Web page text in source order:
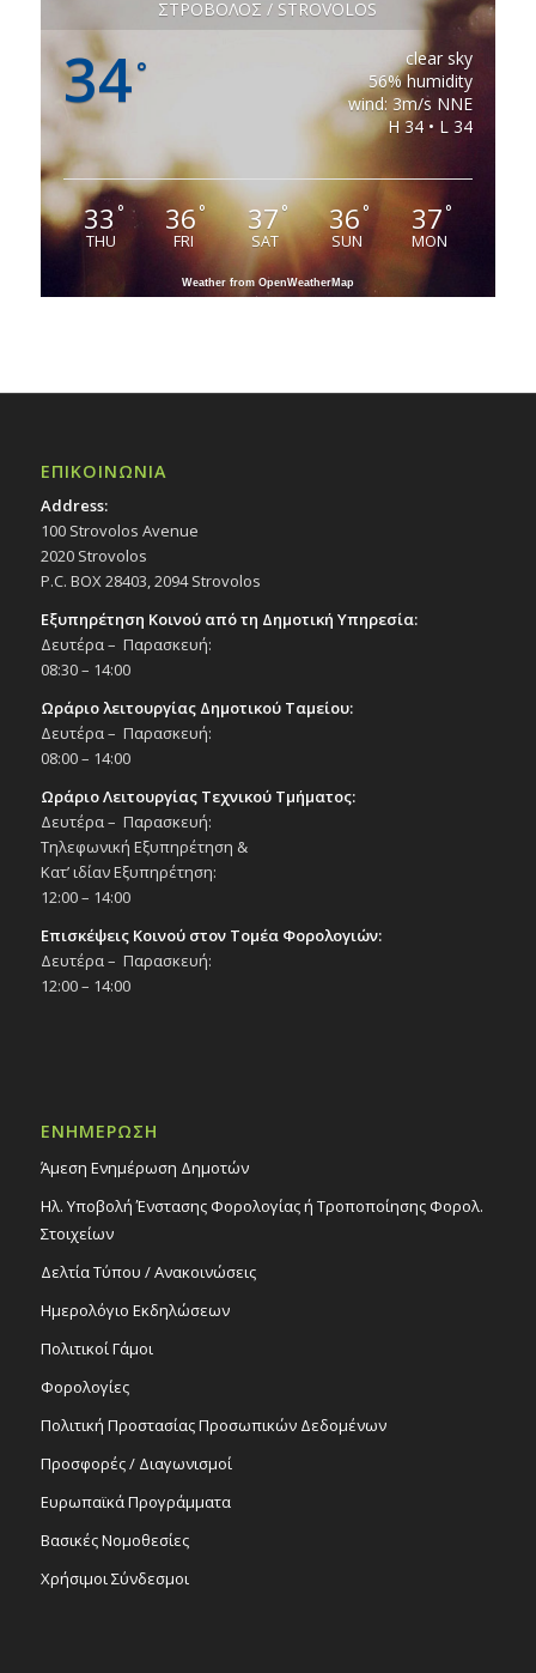
ΣΤΡΟΒΟΛΟΣ / STROVOLOS
34°
clear sky
56% humidity
wind: 3m/s NNE
H 34 • L 34
33 °
THU
36°
FRI
37°
SAT
36°
SUN
37°
MON
Weather from OpenWeatherMap
ΕΠΙΚΟΙΝΩΝΙΑ
Address:
100 Strovolos Avenue
2020 Strovolos
P.C. BOX 28403, 2094 Strovolos
Εξυπηρέτηση Κοινού από τη Δημοτική Υπηρεσία:
Δευτέρα – Παρασκευή:
08:30 – 14:00
Ωράριο λειτουργίας Δημοτικού Ταμείου:
Δευτέρα – Παρασκευή:
08:00 – 14:00
Ωράριο Λειτουργίας Τεχνικού Τμήματος:
Δευτέρα – Παρασκευή:
Τηλεφωνική Εξυπηρέτηση &
Κατ’ ιδίαν Εξυπηρέτηση:
12:00 – 14:00
Επισκέψεις Κοινού στον Τομέα Φορολογιών:
Δευτέρα – Παρασκευή:
12:00 – 14:00
ΕΝΗΜΕΡΩΣΗ
Άμεση Ενημέρωση Δημοτών
Ηλ. Υποβολή Ένστασης Φορολογίας ή Τροποποίησης Φορολ.
Στοιχείων
Δελτία Τύπου / Ανακοινώσεις
Ημερολόγιο Εκδηλώσεων
Πολιτικοί Γάμοι
Φορολογίες
Πολιτική Προστασίας Προσωπικών Δεδομένων
Προσφορές / Διαγωνισμοί
Ευρωπαϊκά Προγράμματα
Βασικές Νομοθεσίες
Χρήσιμοι Σύνδεσμοι